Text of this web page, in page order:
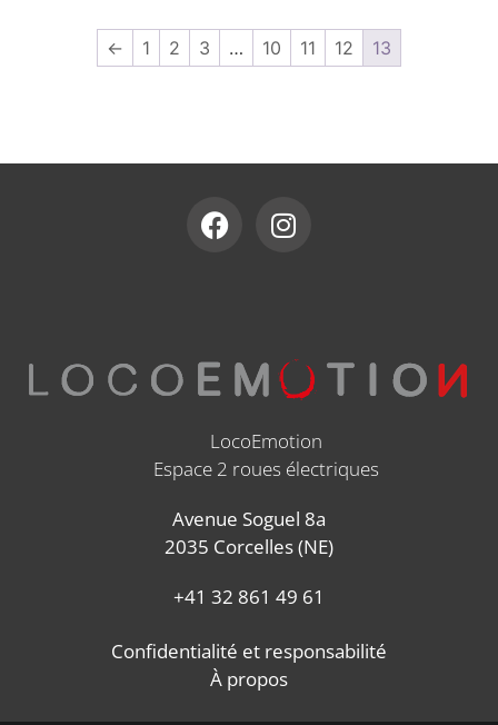
← 1 2 3 … 10 11 12 13
LocoEmotion
Espace 2 roues électriques
Avenue Soguel 8a
2035 Corcelles (NE)
+41 32 861 49 61
Confidentialité et responsabilité
À propos